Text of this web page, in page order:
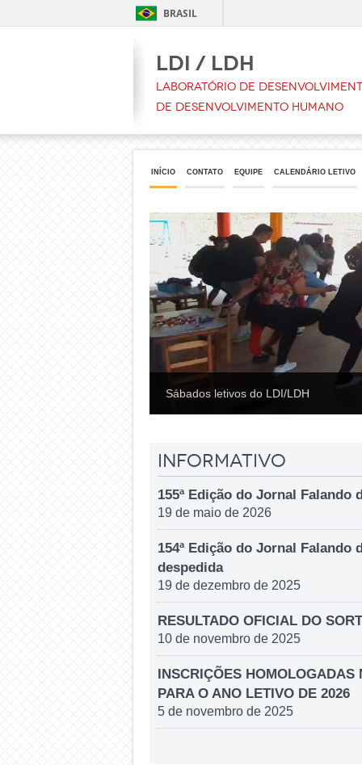
BRASIL
LDI / LDH
Laboratório de
de Desenvolvimento Humano
INÍCIO CONTATO EQUIPE CALENDÁRIO LETIVO
Sábados letivos do LDI/LDH
Informativo
155ª Edição do Jornal
19 de maio de 2026
154ª Edição do Jornal Falando
despedida
19 de dezembro de 2025
RESULTADO OFICIAL DO
10 de novembro de 2025
INSCRIÇÕES
PARA O ANO LETIVO DE 2026
5 de novembro de 2025